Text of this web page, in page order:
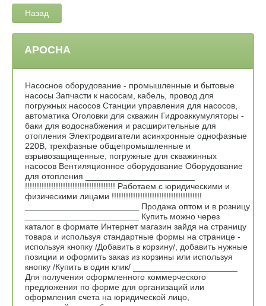
Назад
АРОСНА
Насосное оборудование - промышленные и бытовые
насосы Запчасти к насосам, кабель, провод для
погружных насосов Станции управления для насосов,
автоматика Оголовки для скважин Гидроаккумуляторы -
баки для водоснабжения и расширительные для
отопления Электродвигатели асинхронные однофазные
220В, трехфазные общепромышленные и
взрывозащищенные, погружные для скважинных
насосов Вентиляционное оборудование Оборудование
для отопления _______________________
!!!!!!!!!!!!!!!!!!!!!!!!!!!!!!!!!!!!!! Работаем с юридическими и
физическими лицами !!!!!!!!!!!!!!!!!!!!!!!!!!!!!!!!!!!!!!
________________________ Продажа оптом и в розницу
________________________ Купить можно через
каталог в формате Интернет магазин зайдя на страницу
товара и используя стандартные формы на странице -
используя кнопку /Добавить в корзину/, добавить нужные
позиции и оформить заказ из корзины или используя
кнопку /Купить в один клик/ ______________________
Для получения оформленного коммерческого
предложения по форме для организаций или
оформления счета на юридической лицо,